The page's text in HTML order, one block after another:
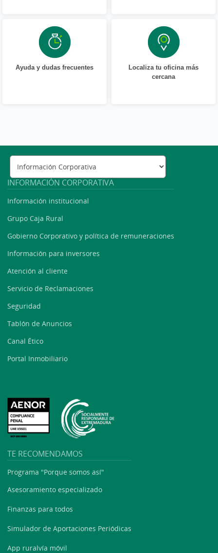
Ayuda y dudas frecuentes
Localiza tu oficina más
cercana
INFORMACIÓN CORPORATIVA
Información institucional
Grupo Caja Rural
Gobierno Corporativo y política de remuneraciones
Información para inversores
Atención al cliente
Servicio de Reclamaciones
Seguridad
Tablón de Anuncios
Canal Ético
Portal Inmobiliario
TE RECOMENDAMOS
Programa "Porque somos así"
Asesoramiento especializado
Finanzas para todos
Simulador de Aportaciones Periódicas
App ruralvía móvil